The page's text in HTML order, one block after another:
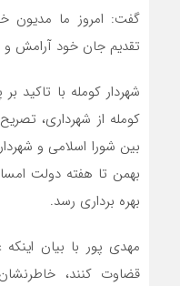
گفت: امروز ما مدیون
تقدیم جان خود آرامش و
شهردار کومله با تاکید
کومله از شهرداری،
بهره برداری رسد.
مهدی پور با بیان
قضاوت کنند،